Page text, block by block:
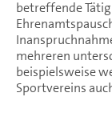
betreffende
mehreren
beispielsweise
Sportvereins